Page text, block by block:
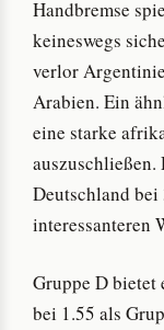
Handbremse
keineswegs
verlor
Arabien. Ein
eine starke
Deutschland
interessanteren
Gruppe D bietet
bei 1.55 als